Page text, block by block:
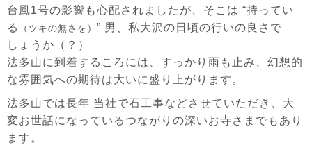
台風1号の影響も心配されましたが、そこは “持ってい
る
（ツキの無さを） ” 男、私大沢の日頃の行いの良さで
しょうか（？）
法多山に到着するころには、すっかり雨も止み、幻想的
な雰囲気への期待は大いに盛り上がります。
法多山では長年 当社で石工事などさせていただき、大
変お世話になっているつながりの深いお寺さまでもあり
ます。